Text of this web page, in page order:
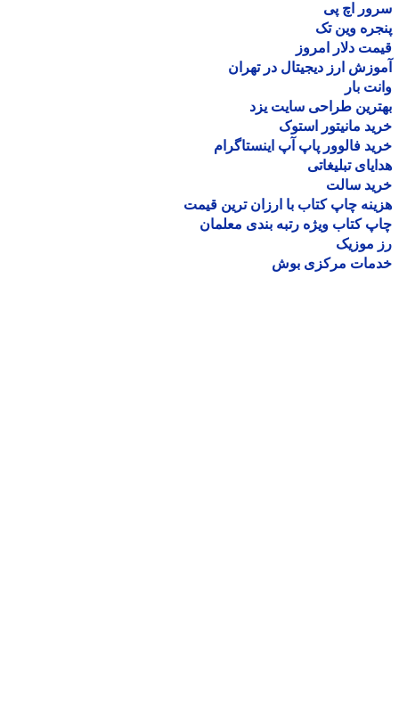
اچ پی
وین تک
دلار امروز
ارز دیجیتال در تهران
بار
طراحی سایت یزد
مانیتور استوک
فالوور پاپ آپ اینستاگرام
تبلیغاتی
سالت
چاپ کتاب با ارزان ترین قیمت
کتاب ویژه رتبه بندی معلمان
موزیک
مرکزی بوش